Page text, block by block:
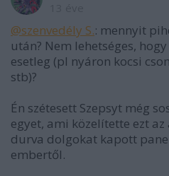
@szenvedély S.: mennyit
után? Nem lehetséges,
esetleg (pl nyáron kocsi
stb)?
Én szétesett Szepsyt még
egyet, ami közelítette ezt
durva dolgokat kapott
embertől.